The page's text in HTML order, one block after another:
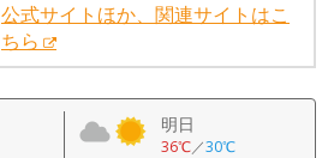
公式サイトほか、関連サイトはこ
ちら
明日
36℃／30℃